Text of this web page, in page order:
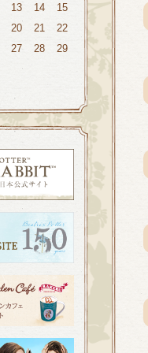
13 14
15
20 21
22
27 28
29